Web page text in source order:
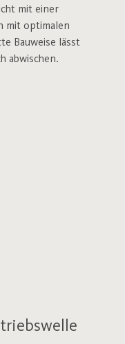
mit einer
mit optimalen
Bauweise lässt
abwischen.